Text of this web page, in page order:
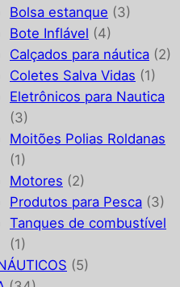
Bolsa estanque (3)
Bote Inflável (4)
Calçados para náutica (2)
Coletes Salva Vidas (1)
Eletrônicos para Nautica
(3)
Moitões Polias Roldanas
(1)
Motores (2)
Produtos para Pesca (3)
Tanques de combustível
(1)
(5)